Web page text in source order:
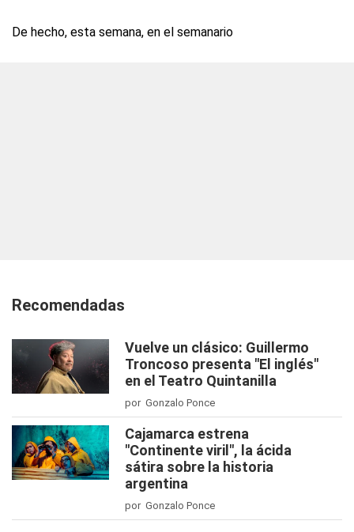
De hecho, esta semana, en el semanario
Recomendadas
Vuelve un clásico: Guillermo
Troncoso presenta "El inglés"
en el Teatro Quintanilla
por Gonzalo Ponce
Cajamarca estrena
"Continente viril", la ácida
sátira sobre la historia
argentina
por Gonzalo Ponce